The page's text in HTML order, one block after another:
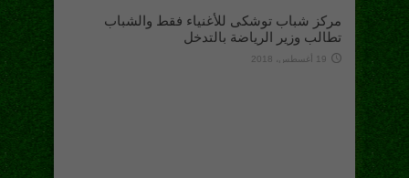
مركز شباب توشكى للأغنياء فقط والشباب
تطالب وزير الرياضة بالتدخل
19 أغسطس، 2018